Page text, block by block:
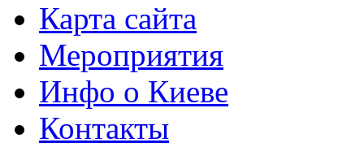
Карта сайта
Мероприятия
Инфо о Киеве
Контакты